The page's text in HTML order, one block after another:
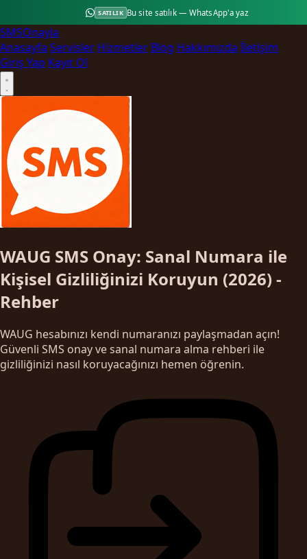
SATILIK Bu site satılık — WhatsApp'a yaz
SMSOnayla
Anasayfa Servisler Hizmetler Blog Hakkımızda İletişim
Giriş Yap Kayıt Ol
WAUG SMS Onay: Sanal Numara ile
Kişisel Gizliliğinizi Koruyun (2026) -
Rehber
WAUG hesabınızı kendi numaranızı paylaşmadan açın!
Güvenli SMS onay ve sanal numara alma rehberi ile
gizliliğinizi nasıl koruyacağınızı hemen öğrenin.